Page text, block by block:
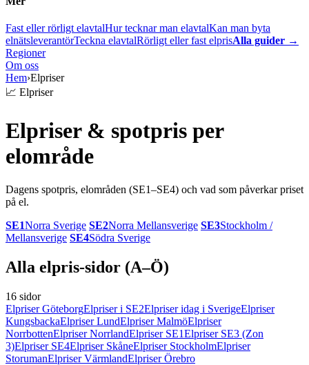
Fast eller rörligt elavtalHur tecknar man elavtalKan man byta
elnätsleverantörTeckna elavtalRörligt eller fast elprisAlla guider →
Regioner
Om oss
Hem›Elpriser
📈 Elpriser
Elpriser & spotpris per
elområde
Dagens spotpris, elområden (SE1–SE4) och vad som påverkar priset
på el.
SE1Norra Sverige SE2Norra Mellansverige SE3Stockholm /
Mellansverige SE4Södra Sverige
Alla elpris-sidor (A–Ö)
16 sidor
Elpriser GöteborgElpriser i SE2Elpriser idag i SverigeElpriser
KungsbackaElpriser LundElpriser MalmöElpriser
NorrbottenElpriser NorrlandElpriser SE1Elpriser SE3 (Zon
3)Elpriser SE4Elpriser SkåneElpriser StockholmElpriser
StorumanElpriser VärmlandElpriser Örebro